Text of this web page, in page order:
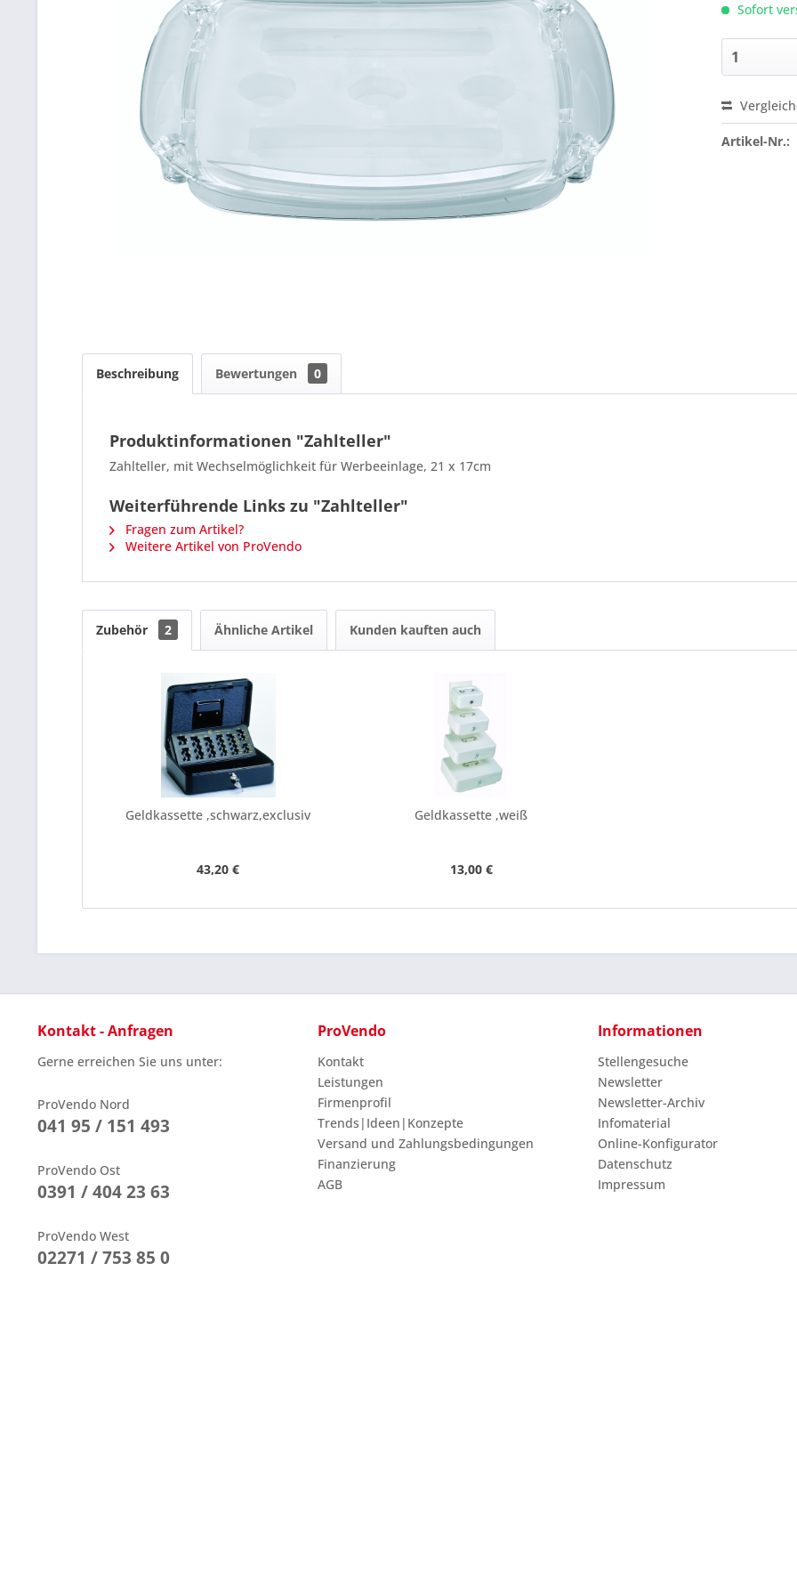
Sofort
Preis
Artikel-Nr.:
Beschreibung Bewertungen 0
Produktinformationen "Zahlteller"
Zahlteller, mit Wechselmöglichkeit für Werbeeinlage, 21 x 17cm
Weiterführende Links zu "Zahlteller"
Fragen zum Artikel?
Weitere Artikel von ProVendo
Zubehör 2 Ähnliche Artikel Kunden kauften auch
Geldkassette ,schwarz,exclusiv
43,20 €
Geldkassette ,weiß
13,00 €
Kontakt - Anfragen
Gerne erreichen Sie uns unter:
ProVendo Nord
041 95 / 151 493
ProVendo Ost
0391 / 404 23 63
ProVendo West
02271 / 753 85 0
ProVendo
Kontakt
Leistungen
Firmenprofil
Trends|Ideen|Konzepte
Versand und Zahlungsbedingungen
Finanzierung
AGB
Informationen
Stellengesuche
Newsletter
Newsletter-Archiv
Infomaterial
Online-Konfigurator
Datenschutz
Impressum